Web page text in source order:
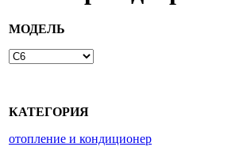
МОДЕЛЬ
КАТЕГОРИЯ
отопление и кондиционер